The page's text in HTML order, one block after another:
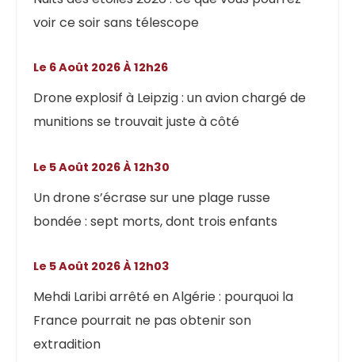
voir ce soir sans télescope
Drone explosif à Leipzig : un avion chargé de
munitions se trouvait juste à côté
Le 6 Août 2026 À 12h26
Un drone s’écrase sur une plage russe
bondée : sept morts, dont trois enfants
Le 5 Août 2026 À 12h30
Mehdi Laribi arrêté en Algérie : pourquoi la
France pourrait ne pas obtenir son
extradition
Le 5 Août 2026 À 12h03